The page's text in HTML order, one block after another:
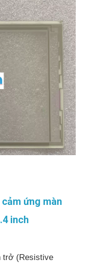
ứng màn
inch
trở (Resistive